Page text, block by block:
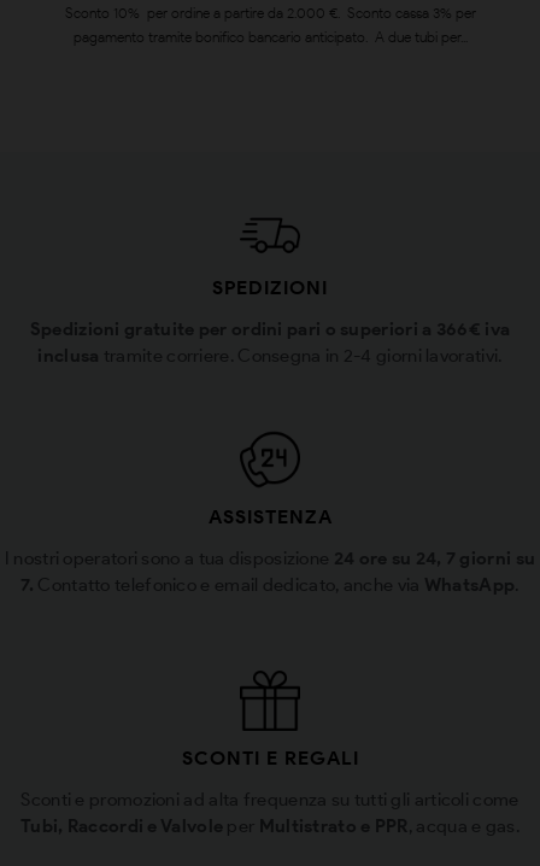
Sconto 10% per ordine a partire da 2.000 €. Sconto cassa 3% per
pagamento tramite bonifico bancario anticipato. A due tubi per...
SPEDIZIONI
Spedizioni gratuite per ordini pari o superiori a 366€ iva
inclusa tramite corriere. Consegna in 2-4 giorni lavorativi.
ASSISTENZA
I nostri operatori sono a tua disposizione 24 ore su 24, 7 giorni su
7. Contatto telefonico e email dedicato, anche via WhatsApp
SCONTI E REGALI
Sconti e promozioni ad alta frequenza su tutti gli articoli come
Tubi, Raccordi e Valvole per Multistrato e PPR , acqua e gas.